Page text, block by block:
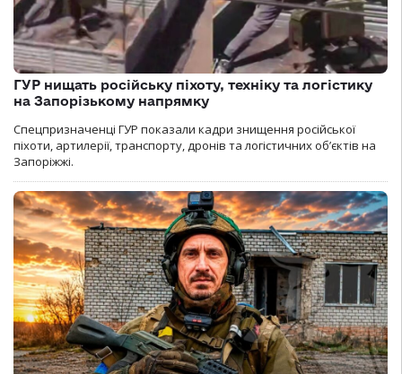
ГУР нищать російську піхоту, техніку та логістику
на Запорізькому напрямку
Спецпризначенці ГУР показали кадри знищення російської
піхоти, артилерії, транспорту, дронів та логістичних об’єктів на
Запоріжжі.